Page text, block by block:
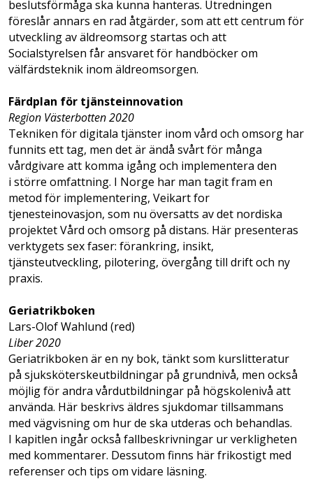
beslutsförmåga ska kunna hanteras. Utredningen
föreslår annars en rad åtgärder, som att ett centrum för
utveckling av äldreomsorg startas och att
Socialstyrelsen får ansvaret för handböcker om
välfärdsteknik inom äldreomsorgen.
Färdplan för tjänste­innovation
Region Västerbotten 2020
Tekniken för digitala tjänster inom vård och omsorg har
funnits ett tag, men det är ändå svårt för många
vårdgivare att komma igång och implementera den
i större omfattning. I Norge har man tagit fram en
metod för implementering, Veikart for
tjenesteinovasjon, som nu översatts av det nordiska
projektet Vård och omsorg på distans. Här presenteras
verktygets sex faser: förankring, insikt,
tjänsteutveckling, pilotering, övergång till drift och ny
praxis.
Geriatrikboken
Lars-Olof Wahlund (red)
Liber 2020
Geriatrikboken är en ny bok, tänkt som kurslitteratur
på sjuksköterskeutbildningar på grundnivå, men också
möjlig för andra vårdutbildningar på högskolenivå att
använda. Här beskrivs äldres sjukdomar tillsammans
med vägvisning om hur de ska utderas och behandlas.
I kapitlen ingår också fallbeskrivningar ur verkligheten
med kommentarer. Dessutom finns här frikostigt med
referenser och tips om vidare läsning.